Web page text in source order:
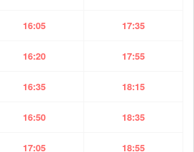
16:05 17:35
16:20 17:55
16:35 18:15
16:50 18:35
17:05 18:55